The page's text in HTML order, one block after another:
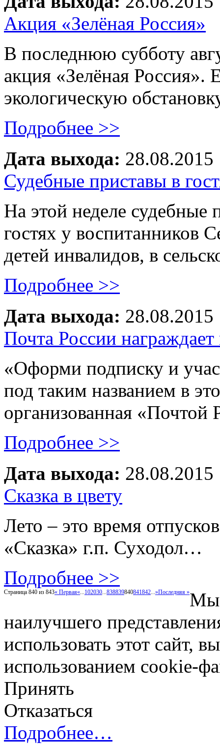
Акция «Зелёная Россия»
В последнюю субботу
акция «Зелёная Россия».
экологическую
Подробнее >>
Дата выхода: 28.08.2015
Судебные приставы в
На этой неделе судебные
гостях у воспитанников
детей инвалидов, в
Подробнее >>
Дата выхода: 28.08.2015
Почта России
«Оформи подписку и
под таким названием в
организованная
Подробнее >>
Дата выхода: 28.08.2015
Сказка в цвету
Лето – это время
«Сказка» г.п. Суходол…
Подробнее >>
Страница 840 из 843« Первая«...102030...838839840841842...»Последняя »Мы
наилучшего
использовать этот сайт,
использованием cookie-
Принять
Отказаться
Подробнее…